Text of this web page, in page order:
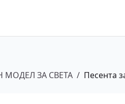
ЗА СВЕТА / Песента